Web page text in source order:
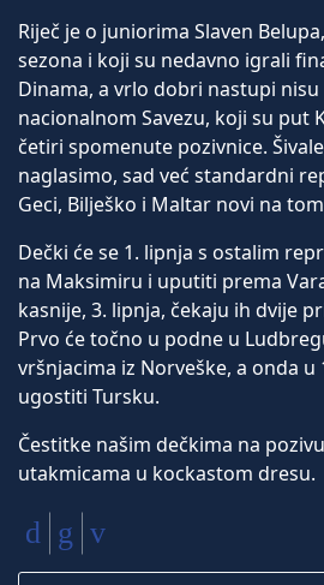
Riječ je o juniorima Slaven
sezona i koji su nedavno igrali
Dinama, a vrlo dobri nastupi
nacionalnom Savezu, koji su put
četiri spomenute pozivnice.
naglasimo, sad već standardni
Geci, Bilješko i Maltar novi na
Dečki će se 1. lipnja s ostalim
na Maksimiru i uputiti prema
kasnije, 3. lipnja, čekaju ih dvije
Prvo će točno u podne u
vršnjacima iz Norveške, a onda u
ugostiti Tursku.
Čestitke našim dečkima na
utakmicama u kockastom dresu.